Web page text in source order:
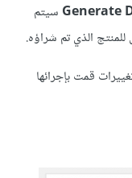
Generate سيتم
الذي تم شراؤه.
قمت بإجرائها